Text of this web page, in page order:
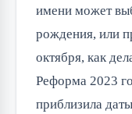
имени может
рождения, или
октября, как
Реформа 2023
приблизила